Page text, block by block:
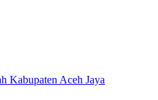
Kabupaten Aceh Jaya